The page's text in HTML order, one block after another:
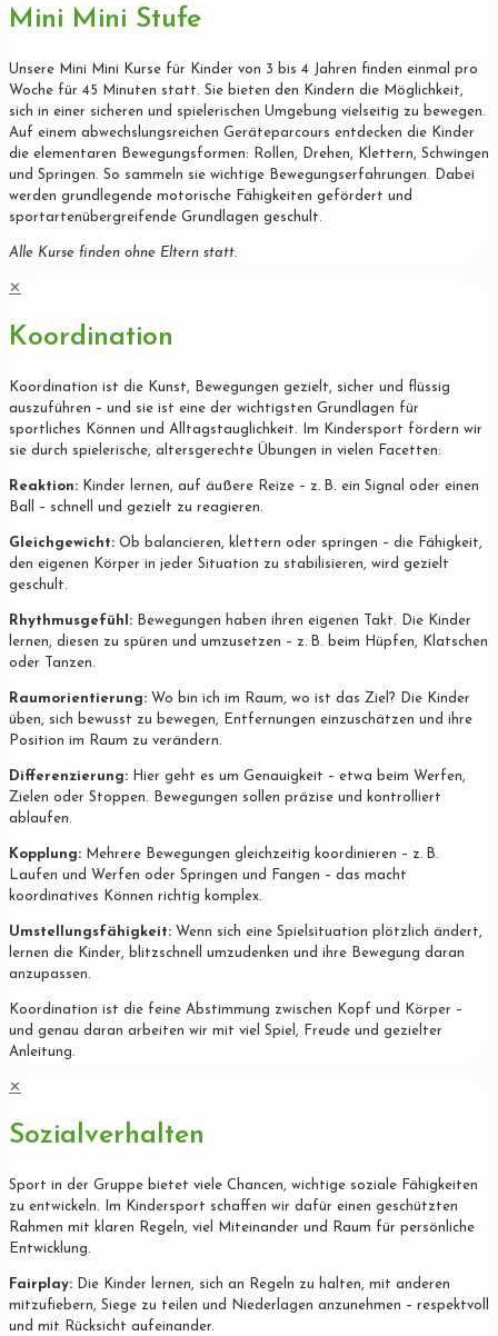
Mini Mini Stufe
Unsere Mini Mini Kurse für Kinder von 3 bis 4 Jahren finden einmal pro
Woche für 45 Minuten statt. Sie bieten den Kindern die Möglichkeit,
sich in einer sicheren und spielerischen Umgebung vielseitig zu bewegen.
Auf einem abwechslungsreichen Geräteparcours entdecken die Kinder
die elementaren Bewegungsformen: Rollen, Drehen, Klettern, Schwingen
und Springen. So sammeln sie wichtige Bewegungserfahrungen. Dabei
werden grundlegende motorische Fähigkeiten gefördert und
sportartenübergreifende Grundlagen geschult.
Alle Kurse finden ohne Eltern statt.
✕
Koordination
Koordination ist die Kunst, Bewegungen gezielt, sicher und flüssig
auszuführen – und sie ist eine der wichtigsten Grundlagen für
sportliches Können und Alltagstauglichkeit. Im Kindersport fördern wir
sie durch spielerische, altersgerechte Übungen in vielen Facetten:
Reaktion: Kinder lernen, auf äußere Reize – z. B. ein Signal oder einen
Ball – schnell und gezielt zu reagieren.
Gleichgewicht: Ob balancieren, klettern oder springen – die Fähigkeit,
den eigenen Körper in jeder Situation zu stabilisieren, wird gezielt
geschult.
Rhythmusgefühl: Bewegungen haben ihren eigenen Takt. Die Kinder
lernen, diesen zu spüren und umzusetzen – z. B. beim Hüpfen, Klatschen
oder Tanzen.
Raumorientierung: Wo bin ich im Raum, wo ist das Ziel? Die Kinder
üben, sich bewusst zu bewegen, Entfernungen einzuschätzen und ihre
Position im Raum zu verändern.
Differenzierung: Hier geht es um Genauigkeit – etwa beim Werfen,
Zielen oder Stoppen. Bewegungen sollen präzise und kontrolliert
ablaufen.
Kopplung: Mehrere Bewegungen gleichzeitig koordinieren – z. B.
Laufen und Werfen oder Springen und Fangen – das macht
koordinatives Können richtig komplex.
Umstellungsfähigkeit: Wenn sich eine Spielsituation plötzlich ändert,
lernen die Kinder, blitzschnell umzudenken und ihre Bewegung daran
anzupassen.
Koordination ist die feine Abstimmung zwischen Kopf und Körper –
und genau daran arbeiten wir mit viel Spiel, Freude und gezielter
Anleitung.
✕
Sozialverhalten
Sport in der Gruppe bietet viele Chancen, wichtige soziale Fähigkeiten
zu entwickeln. Im Kindersport schaffen wir dafür einen geschützten
Rahmen mit klaren Regeln, viel Miteinander und Raum für persönliche
Entwicklung.
Fairplay: Die Kinder lernen, sich an Regeln zu halten, mit anderen
mitzufiebern, Siege zu teilen und Niederlagen anzunehmen – respektvoll
und mit Rücksicht aufeinander.